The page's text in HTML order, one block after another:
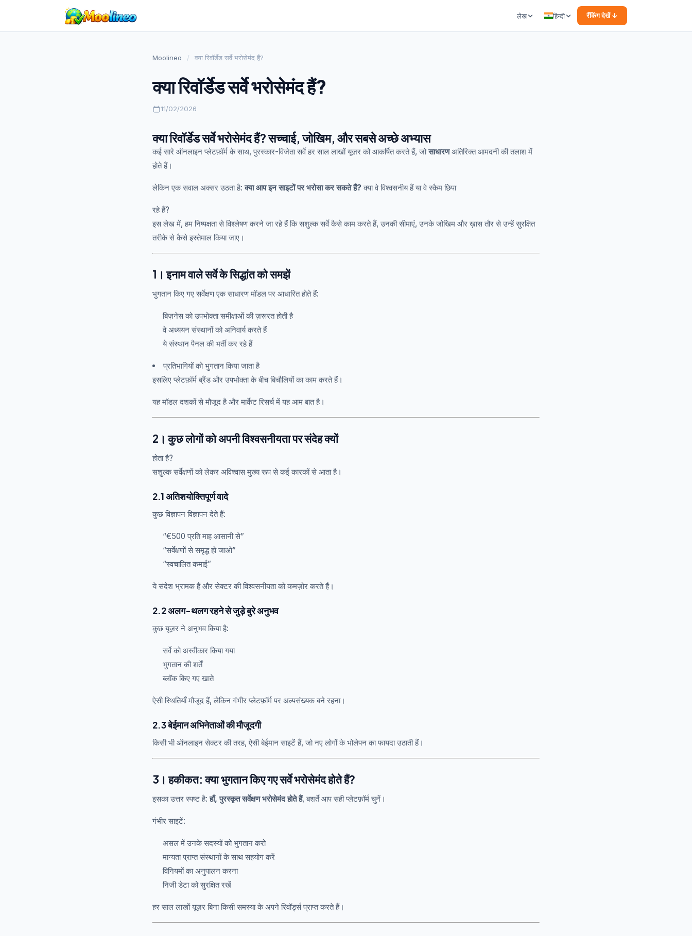
लेख हिन्दी रैंकिंग देखें ↓
Moolineo / क्या रिवॉर्डेड सर्वे भरोसेमंद हैं?
क्या रिवॉर्डेड सर्वे भरोसेमंद हैं?
11/02/2026
क्या रिवॉर्डेड सर्वे भरोसेमंद हैं? सच्चाई, जोखिम, और सबसे अच्छे अभ्यास
कई सारे ऑनलाइन प्लेटफ़ॉर्म के साथ, पुरस्कार-विजेता सर्वे हर साल लाखों यूज़र को आकर्षित करते हैं, जोसाधारणअतिरिक्त आमदनी की तलाश में
होते हैं।
लेकिन एक सवाल अक्सर उठता है:क्या आप इन साइटों पर भरोसा कर सकते हैं?क्या वे विश्वसनीय हैं या वे स्कैम छिपा
रहे हैं?
इस लेख में, हम निष्पक्षता से विश्लेषण करने जा रहे हैं कि सशुल्क सर्वे कैसे काम करते हैं, उनकी सीमाएं, उनके जोखिम और ख़ास तौर से उन्हें सुरक्षित
तरीके से कैसे इस्तेमाल किया जाए।
1। इनाम वाले सर्वे के सिद्धांत को समझें
भुगतान किए गए सर्वेक्षण एक साधारण मॉडल पर आधारित होते हैं:
बिज़नेस को उपभोक्ता समीक्षाओं की ज़रूरत होती है
वे अध्ययन संस्थानों को अनिवार्य करते हैं
ये संस्थान पैनल की भर्ती कर रहे हैं
प्रतिभागियों को भुगतान किया जाता है
इसलिए प्लेटफ़ॉर्म ब्रैंड और उपभोक्ता के बीच बिचौलियों का काम करते हैं।
यह मॉडल दशकों से मौजूद है और मार्केट रिसर्च में यह आम बात है।
2। कुछ लोगों को अपनी विश्वसनीयता पर संदेह क्यों
होता है?
सशुल्क सर्वेक्षणों को लेकर अविश्वास मुख्य रूप से कई कारकों से आता है।
2.1 अतिशयोक्तिपूर्ण वादे
कुछ विज्ञापन विज्ञापन देते हैं:
“€500 प्रति माह आसानी से”
“सर्वेक्षणों से समृद्ध हो जाओ”
“स्वचालित कमाई”
ये संदेश भ्रामक हैं और सेक्टर की विश्वसनीयता को कमज़ोर करते हैं।
2.2 अलग-थलग रहने से जुड़े बुरे अनुभव
कुछ यूज़र ने अनुभव किया है:
सर्वे को अस्वीकार किया गया
भुगतान की शर्तें
ब्लॉक किए गए खाते
ऐसी स्थितियाँ मौजूद हैं, लेकिन गंभीर प्लेटफ़ॉर्म पर अल्पसंख्यक बने रहना।
2.3 बेईमान अभिनेताओं की मौजूदगी
किसी भी ऑनलाइन सेक्टर की तरह, ऐसी बेईमान साइटें हैं, जो नए लोगों के भोलेपन का फायदा उठाती हैं।
3। हकीकत: क्या भुगतान किए गए सर्वे भरोसेमंद होते हैं?
इसका उत्तर स्पष्ट है:हाँ, पुरस्कृत सर्वेक्षण भरोसेमंद होते हैं, बशर्ते आप सही प्लेटफ़ॉर्म चुनें।
गंभीर साइटें:
असल में उनके सदस्यों को भुगतान करो
मान्यता प्राप्त संस्थानों के साथ सहयोग करें
विनियमों का अनुपालन करना
निजी डेटा को सुरक्षित रखें
हर साल लाखों यूज़र बिना किसी समस्या के अपने रिवॉर्ड्स प्राप्त करते हैं।